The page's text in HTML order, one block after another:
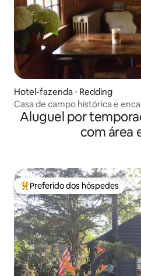
Hotel-fazenda ⋅ Redding
Casa de campo histórica e
Aluguel por
com área
Entre os melhores preferidos
Preferido dos hóspedes